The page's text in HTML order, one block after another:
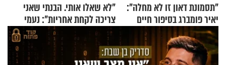
"תסמונת דאון זו לא מחלה":
יאיר פומברג בסיפור חיים
מעורר השראה
"לא שאלו אותי. הבנתי שאני
צריכה לקחת אחריות": נעמי
בנט בריאיון אישי